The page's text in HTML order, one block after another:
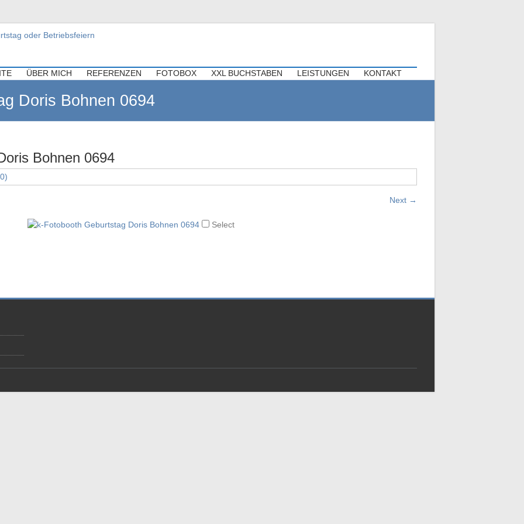
Hochzeit, Geburtstag oder Firmenfeier.
ÜBER MICH REFERENZEN FOTOBOX XXL BUCHSTABEN LEISTUNGEN KONTAKT
Doris Bohnen 0694
Bohnen 0694
Next →
Select